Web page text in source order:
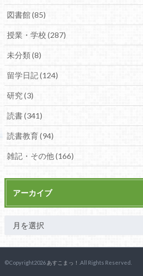
図書館 (85)
授業・学校 (287)
未分類 (8)
留学日記 (124)
研究 (3)
読書 (341)
読書教育 (94)
雑記・その他 (166)
アーカイブ
©Copyright2026 あすこまっ！ .All Rights Reserved.